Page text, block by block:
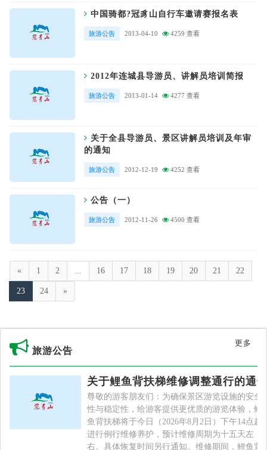
中国骑都?冠豸山自行车邀请赛报名表
旅游公告 2013-04-10 4259 查看
2012年连城县导游员、讲解员培训简报
旅游公告 2013-01-14 4277 查看
关于全县导游员、景区讲解员培训及年审
的通知
旅游公告 2012-12-19 4252 查看
公告（一）
旅游公告 2012-11-26 4500 查看
« 1 2 ... 16 17 18 19 20 21 22
23 24 »
旅游公告
更多
关于鲤鱼背扶梯维修调整通行的通
尊敬的游客朋友们：为确保景区游览设施的安全
性与稳定性，给游客提供更优质的游览体验，鲤
鱼背扶梯将于今日（2026年8月2日）下午14点起
进行例行维修养护，预计维修周期为十五天左
右。具体恢复时间另行通知。维修期间，鲤鱼背